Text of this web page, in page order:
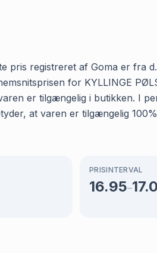
pris registreret af Goma er fra
for KYLLINGE
er tilgængelig i butikken. I
at varen er tilgængelig
PRISINTERVAL
16.95–